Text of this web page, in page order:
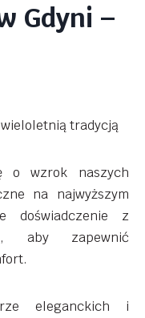
Gdyni –
tradycją
o wzrok naszych
na najwyższym
doświadczenie z
aby zapewnić
eleganckich i